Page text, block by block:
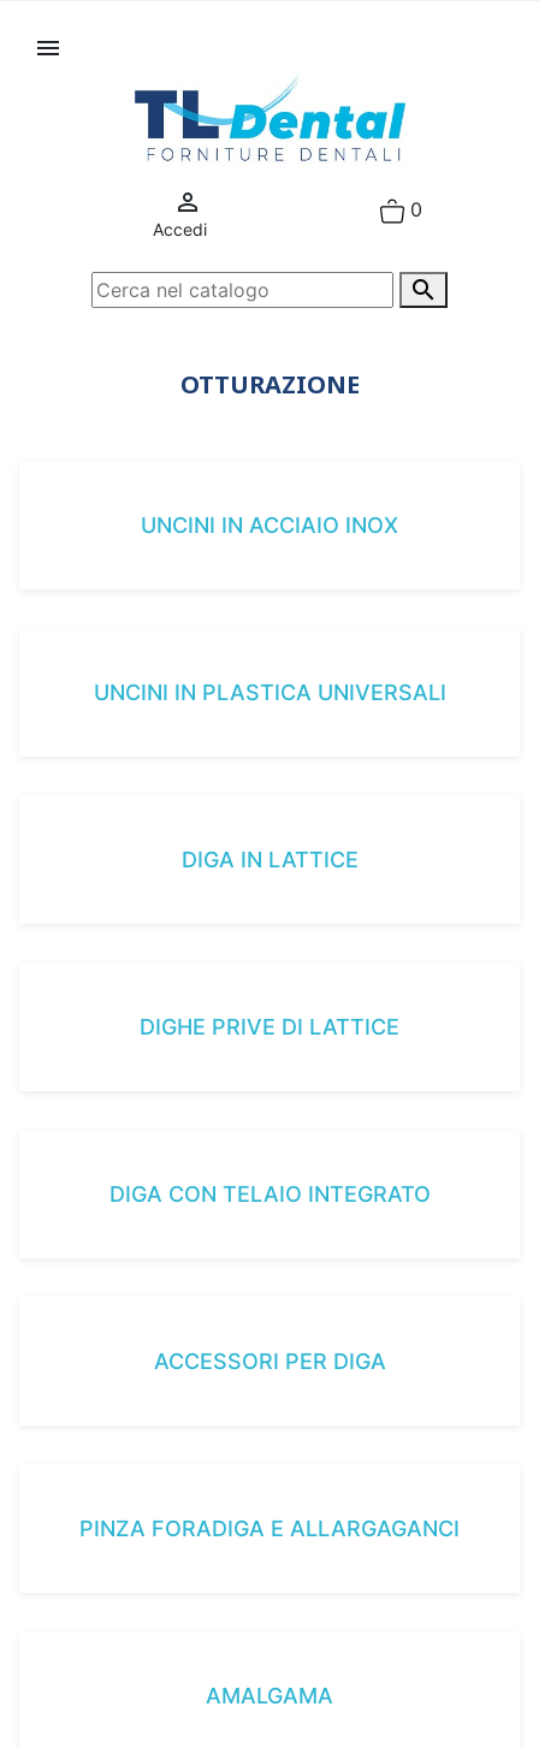



Accedi
0
OTTURAZIONE
UNCINI IN ACCIAIO INOX
UNCINI IN PLASTICA UNIVERSALI
DIGA IN LATTICE
DIGHE PRIVE DI LATTICE
DIGA CON TELAIO INTEGRATO
ACCESSORI PER DIGA
PINZA FORADIGA E ALLARGAGANCI
AMALGAMA